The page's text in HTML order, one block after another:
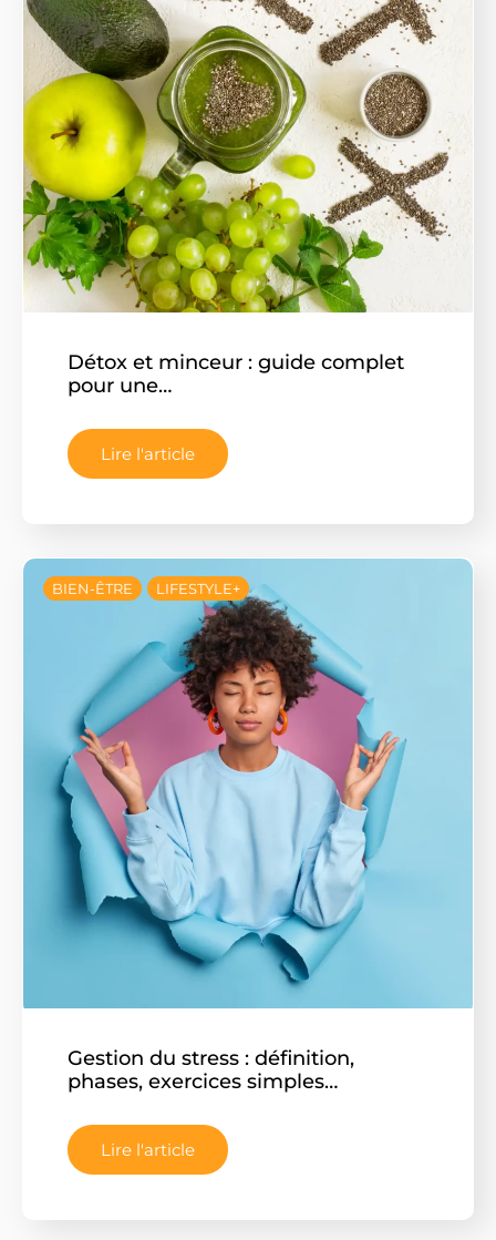
Détox et minceur : guide complet
pour une…
Lire l'article
BIEN-ÊTRE LIFESTYLE+
Gestion du stress : définition,
phases, exercices simples…
Lire l'article